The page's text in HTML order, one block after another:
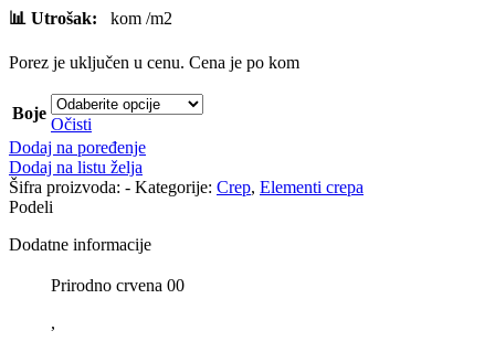
📊 Utrošak: kom /m2
Porez je uključen u cenu. Cena je po kom
Boje
Očisti
Dodaj na poređenje
Dodaj na listu želja
Šifra proizvoda: - Kategorije: Crep, Elementi crepa
Podeli
Dodatne informacije
Prirodno crvena 00
,